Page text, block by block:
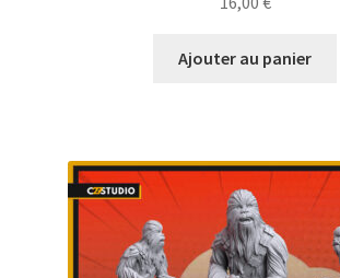
Ajouter au panier